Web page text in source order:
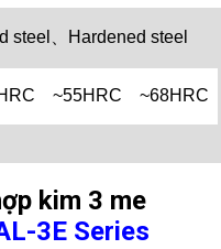
steel、Hardened steel
~55HRC ~68HRC
kim 3 me
3E Series